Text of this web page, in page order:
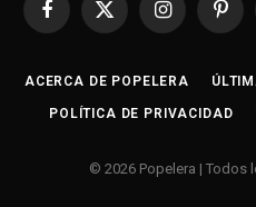
Facebook
X
Instagram
ACERCA DE POPELERA
POLÍTICA DE PRIVACIDAD
© 2026 Popelera | Todos